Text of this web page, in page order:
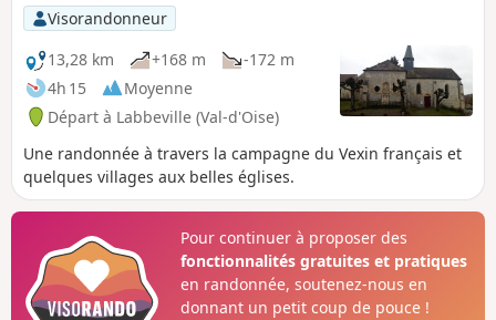
termine sur une route, elle est
cependant très peu fréquentée par les
voitures et son étroitesse force celles-ci
à une vitesse qui les rend très
supportables.
Visorandonneur
13,28 km
+168 m
-172 m
4h 15
Moyenne
Départ à Labbeville (Val-d'Oise)
Une randonnée à travers la campagne du Vexin français et
quelques villages aux belles églises.
Pour continuer à proposer des
fonctionnalités gratuites et pratiques
en randonnée, soutenez-nous en
donnant un petit coup de pouce !